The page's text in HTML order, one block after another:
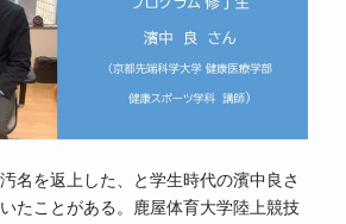
名を返上した、と学生時代の濱中良さ
たことがある。鹿屋体育大学陸上競技